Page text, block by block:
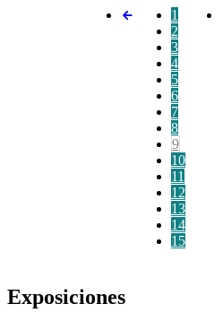
1
2
3
4
5
6
7
8
9
10
11
12
13
14
15
Exposiciones